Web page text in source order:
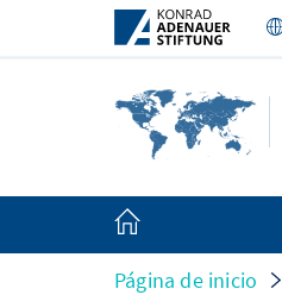
Saltar al contenido principal
Página de inicio